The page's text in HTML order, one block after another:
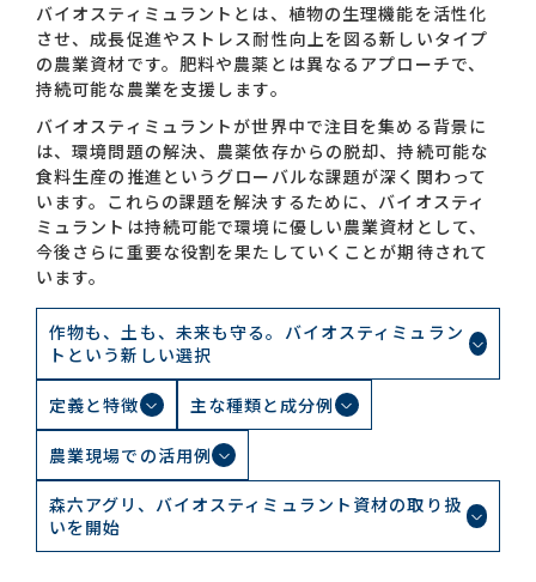
お問い合わせ一覧
おすすめキーワード
#会社概要
#森六って何？
#グローバルネットワーク
#ダイバーシティ＆インクルージョン
バイオスティミュラントとは、植物の生理機能を活性化
させ、成長促進やストレス耐性向上を図る新しいタイプ
の農業資材です。肥料や農薬とは異なるアプローチで、
持続可能な農業を支援します。
バイオスティミュラントが世界中で注目を集める背景に
は、環境問題の解決、農薬依存からの脱却、持続可能な
食料生産の推進というグローバルな課題が深く関わって
います。これらの課題を解決するために、バイオスティ
ミュラントは持続可能で環境に優しい農業資材として、
今後さらに重要な役割を果たしていくことが期待されて
います。
作物も、土も、未来も守る。バイオスティミュラン
トという新しい選択
定義と特徴 主な種類と成分例
農業現場での活用例
森六アグリ、バイオスティミュラント資材の取り扱
いを開始